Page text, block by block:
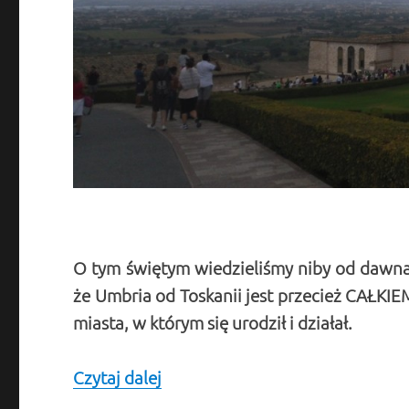
O tym świętym wiedzieliśmy niby od
że Umbria od Toskanii jest przecież
miasta, w którym się urodził i działał.
Czytaj dalej